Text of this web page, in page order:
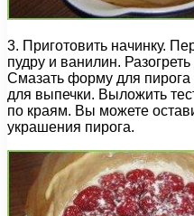
3. Приготовить начинку.
пудру и ванилин.
Смазать форму для
для выпечки. Выложить
по краям. Вы можете
украшения пирога.